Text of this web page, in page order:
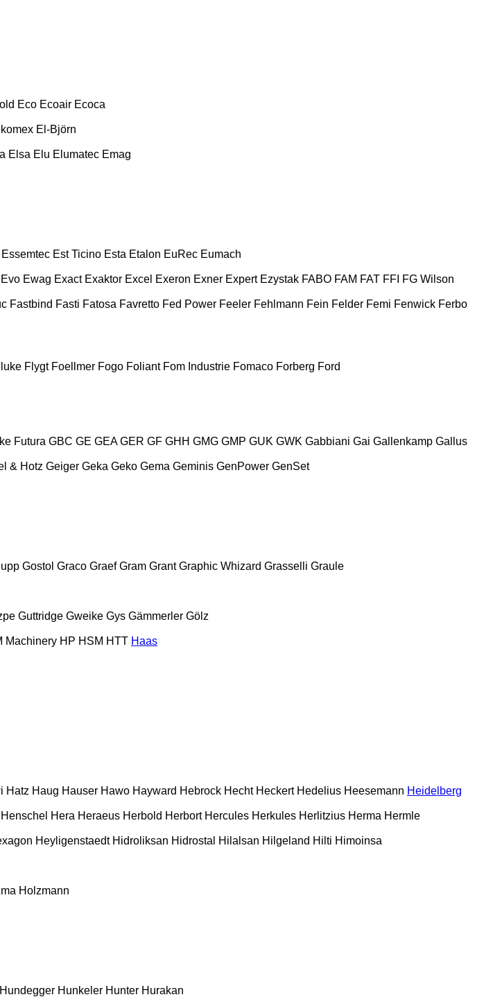
Eco Ecoair Ecoca
El-Björn
Elsa Elu Elumatec Emag
Essemtec Est Ticino Esta Etalon EuRec Eumach
Evo Ewag Exact Exaktor Excel Exeron Exner Expert Ezystak FABO FAM FAT FFI FG Wilson
Fastbind Fasti Fatosa Favretto Fed Power Feeler Fehlmann Fein Felder Femi Fenwick Ferbo
Flygt Foellmer Fogo Foliant Fom Industrie Fomaco Forberg Ford
Futura GBC GE GEA GER GF GHH GMG GMP GUK GWK Gabbiani Gai Gallenkamp Gallus
& Hotz Geiger Geka Geko Gema Geminis GenPower GenSet
Gostol Graco Graef Gram Grant Graphic Whizard Grasselli Graule
Guttridge Gweike Gys Gämmerler Gölz
Machinery HP HSM HTT Haas
Hatz Haug Hauser Hawo Hayward Hebrock Hecht Heckert Hedelius Heesemann Heidelberg
Henschel Hera Heraeus Herbold Herbort Hercules Herkules Herlitzius Herma Hermle
Heyligenstaedt Hidroliksan Hidrostal Hilalsan Hilgeland Hilti Himoinsa
Holzmann
Hundegger Hunkeler Hunter Hurakan